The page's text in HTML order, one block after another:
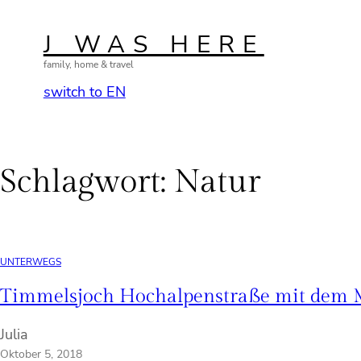
springenJ WAS HERE
family, home & travel
switch to EN
Schlagwort: Natur
UNTERWEGS
Timmelsjoch Hochalpenstraße mit dem
Julia
Oktober 5, 2018